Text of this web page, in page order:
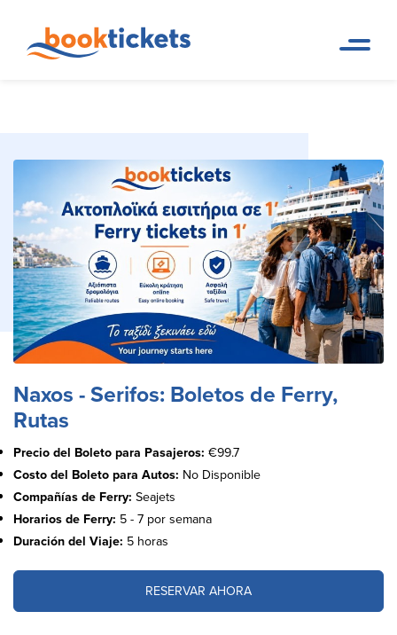
boletos
Naxos - Serifos: Boletos de Ferry,
Rutas
Precio del Boleto para Pasajeros: €99.7
Costo del Boleto para Autos: No Disponible
Compañías de Ferry: Seajets
Horarios de Ferry: 5 - 7 por semana
Duración del Viaje: 5 horas
RESERVAR AHORA